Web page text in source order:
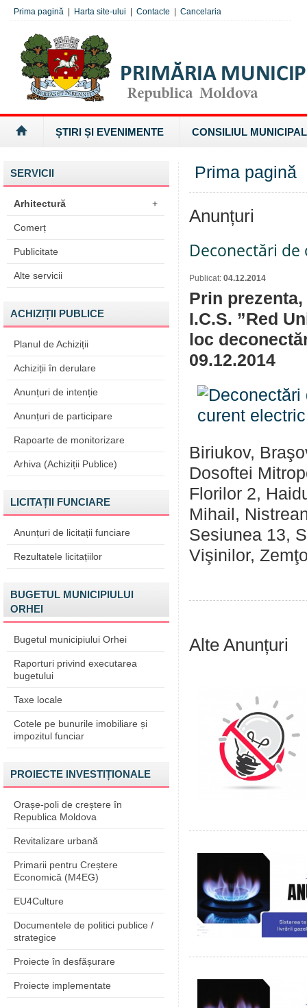
Prima pagină Harta site-ului Contacte Cancelaria
ȘTIRI ȘI EVENIMENTE CONSILIUL MUNICIPAL
SERVICII
Arhitectură +
Comerț
Publicitate
Alte servicii
ACHIZIȚII PUBLICE
Planul de Achiziții
Achiziții în derulare
Anunțuri de intenție
Anunțuri de participare
Rapoarte de monitorizare
Arhiva (Achiziții Publice)
LICITAȚII FUNCIARE
Anunțuri de licitații funciare
Rezultatele licitațiilor
BUGETUL MUNICIPIULUI
ORHEI
Bugetul municipiului Orhei
Raporturi privind executarea
bugetului
Taxe locale
Cotele pe bunurile imobiliare și
impozitul funciar
PROIECTE INVESTIȚIONALE
Orașe-poli de creștere în
Republica Moldova
Revitalizare urbană
Primarii pentru Creștere
Economică (M4EG)
EU4Culture
Documentele de politici publice /
strategice
Proiecte în desfășurare
Proiecte implementate
Prima pagină
Anunțuri
Deconectări
Publicat: 04.12.2014
Prin
I.C.S. ”Red
loc
09.12.2014
Biriukov,
Dosoftei
Florilor 2,
Mihail,
Sesiunea 13,
Vişinilor,
Alte Anunțuri